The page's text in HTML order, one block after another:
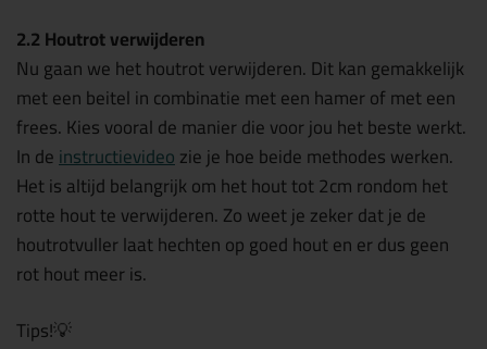
2.2 Houtrot verwijderen
Nu gaan we het houtrot verwijderen. Dit kan gemakkelijk
met een beitel in combinatie met een hamer of met een
frees. Kies vooral de manier die voor jou het beste werkt.
In deinstructievideozie je hoe beide methodes werken.
Het is altijd belangrijk om het hout tot 2cm rondom het
rotte hout te verwijderen. Zo weet je zeker dat je de
houtrotvuller laat hechten op goed hout en er dus geen
rot hout meer is.
Tips!💡